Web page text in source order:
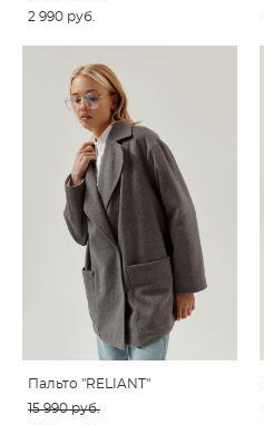
2 990 pуб.
Пальто "RELIANT"
15 990 pуб.